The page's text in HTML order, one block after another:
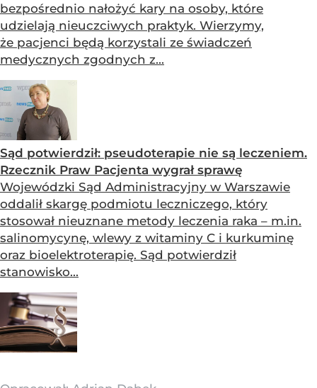
bezpośrednio nałożyć kary na osoby, które
udzielają nieuczciwych praktyk. Wierzymy,
że pacjenci będą korzystali ze świadczeń
medycznych zgodnych z...
Sąd potwierdził: pseudoterapie nie są leczeniem.
Rzecznik Praw Pacjenta wygrał sprawę
Wojewódzki Sąd Administracyjny w Warszawie
oddalił skargę podmiotu leczniczego, który
stosował nieuznane metody leczenia raka – m.in.
salinomycynę, wlewy z witaminy C i kurkuminę
oraz bioelektroterapię. Sąd potwierdził
stanowisko...